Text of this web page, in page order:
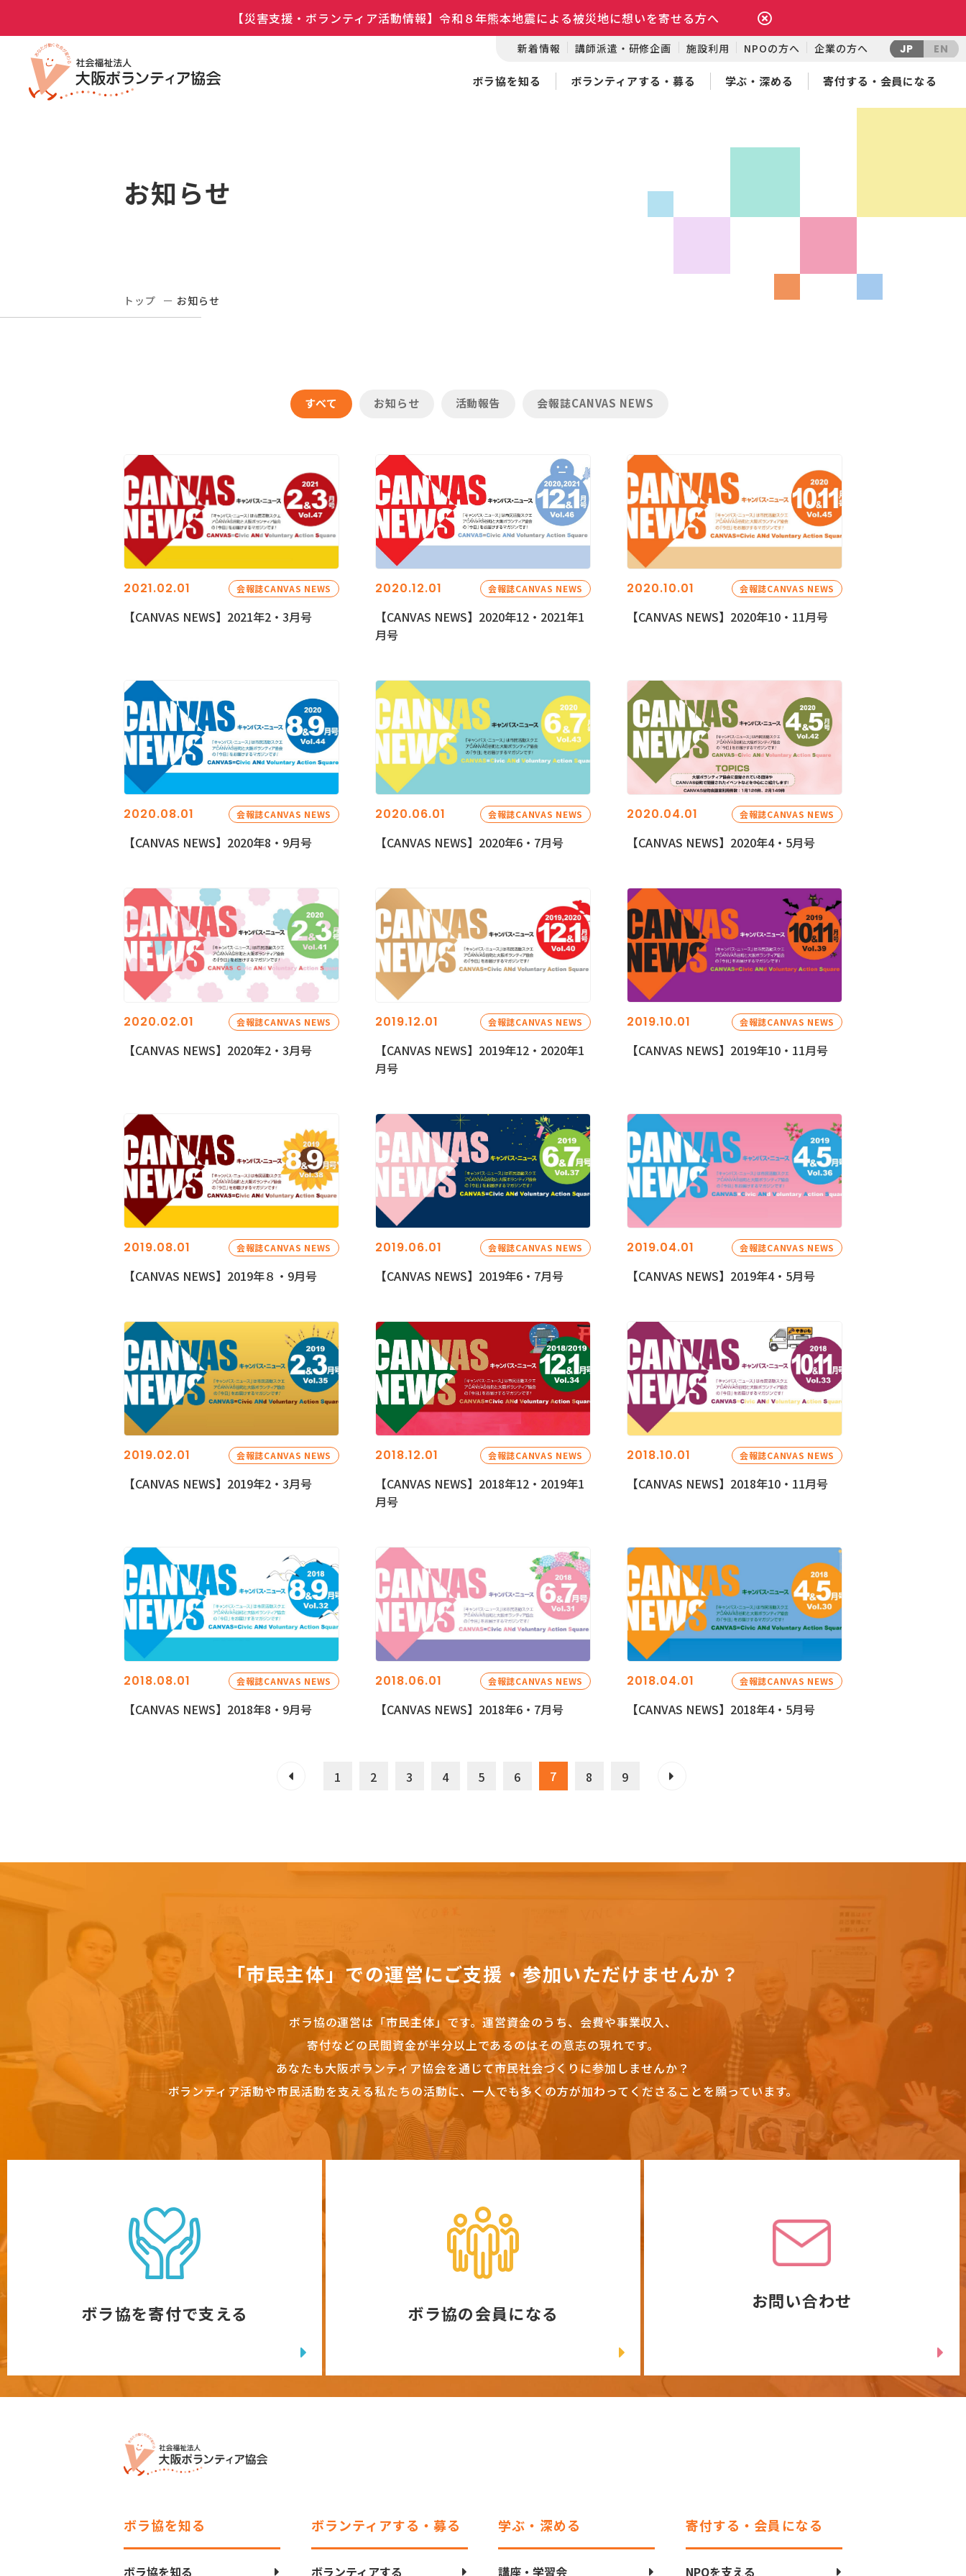
【災害支援・ボランティア活動情報】令和８年熊本地震による被災地に想いを寄せる方へ
新着情報 講師派遣・研修企画 施設利用 NPOの方へ 企業の方へ JP EN
ボラ協を知る ボランティアする・募る 学ぶ・深める 寄付する・会員になる
お知らせ
トップ お知らせ
すべて お知らせ 活動報告 会報誌CANVAS NEWS
2021.02.01 会報誌CANVAS NEWS
【CANVAS NEWS】2021年2・3月号
2020.12.01 会報誌CANVAS NEWS
【CANVAS NEWS】2020年12・2021年1
月号
2020.10.01 会報誌CANVAS NEWS
【CANVAS NEWS】2020年10・11月号
2020.08.01 会報誌CANVAS NEWS
【CANVAS NEWS】2020年8・9月号
2020.06.01 会報誌CANVAS NEWS
【CANVAS NEWS】2020年6・7月号
2020.04.01 会報誌CANVAS NEWS
【CANVAS NEWS】2020年4・5月号
2020.02.01 会報誌CANVAS NEWS
【CANVAS NEWS】2020年2・3月号
2019.12.01 会報誌CANVAS NEWS
【CANVAS NEWS】2019年12・2020年1
月号
2019.10.01 会報誌CANVAS NEWS
【CANVAS NEWS】2019年10・11月号
2019.08.01 会報誌CANVAS NEWS
【CANVAS NEWS】2019年８・9月号
2019.06.01 会報誌CANVAS NEWS
【CANVAS NEWS】2019年6・7月号
2019.04.01 会報誌CANVAS NEWS
【CANVAS NEWS】2019年4・5月号
2019.02.01 会報誌CANVAS NEWS
【CANVAS NEWS】2019年2・3月号
2018.12.01 会報誌CANVAS NEWS
【CANVAS NEWS】2018年12・2019年1
月号
2018.10.01 会報誌CANVAS NEWS
【CANVAS NEWS】2018年10・11月号
2018.08.01 会報誌CANVAS NEWS
【CANVAS NEWS】2018年8・9月号
2018.06.01 会報誌CANVAS NEWS
【CANVAS NEWS】2018年6・7月号
2018.04.01 会報誌CANVAS NEWS
【CANVAS NEWS】2018年4・5月号
1 2 3 4 5 6 7 8 9
「市民主体」での運営にご支援・参加いただけませんか？
ボラ協の運営は「市民主体」です。 運営資金のうち、会費や事業収入、
寄付などの民間資金が半分以上であるのはその意志の現れです。
あなたも大阪ボランティア協会を通じて市民社会づくりに参加しませんか？
ボランティア活動や市民活動を支える私たちの活動に、一人でも多くの方が加わってくださることを願っています。
ボラ協を寄付で支える ボラ協の会員になる
お問い合わせ
ボラ協を知る
ボラ協を知る
ボランティアする・募る
ボランティアする
学ぶ・深める
講座・学習会
寄付する・会員になる
NPOを支える